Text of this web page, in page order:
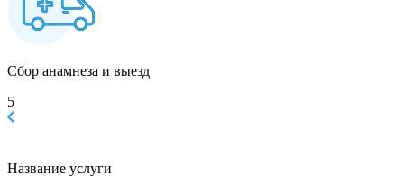
Сбор анамнеза и выезд
5
Название услуги